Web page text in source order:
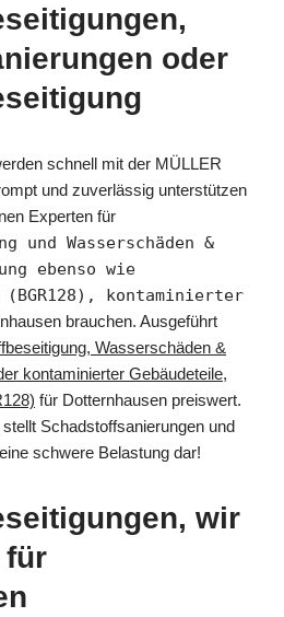
oder
schnell mit der MÜLLER
und zuverlässig unterstützen
Experten für
und Wasserschäden &
ebenso wie
kontaminierter
brauchen. Ausgeführt
Wasserschäden &
kontaminierter Gebäudeteile,
für Dotternhausen preiswert.
Schadstoffsanierungen und
schwere Belastung dar!
wir
für